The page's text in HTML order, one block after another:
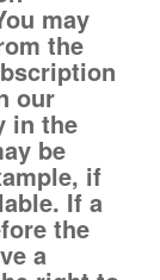
may
the
our
in the
be
if
If a
the
a